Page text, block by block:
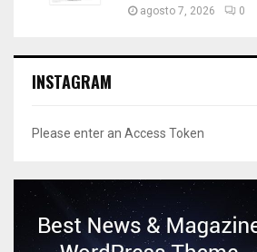
agosto 7, 2026 0
INSTAGRAM
Please enter an Access Token